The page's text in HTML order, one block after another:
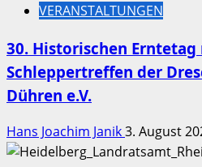
VERANSTALTUNGEN
30. Historischen
Schleppertreffen der
Dühren e.V.
Hans Joachim Janik3. August